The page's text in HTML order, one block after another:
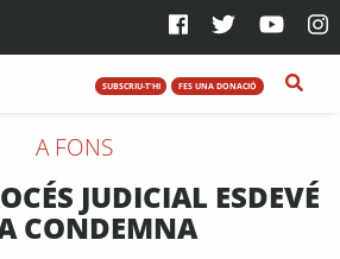
SUBSCRIU-T'HI FES UNA DONACIÓ
A FONS
JUDICIAL ESDEVÉ
CONDEMNA